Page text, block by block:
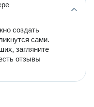
создать
сами.
загляните
отзывы